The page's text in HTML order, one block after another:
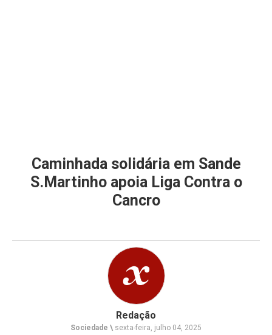
Caminhada solidária em Sande
S.Martinho apoia Liga Contra o
Cancro
Redação
Sociedade \ sexta-feira, julho 04, 2025